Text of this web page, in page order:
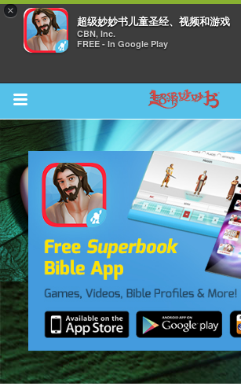
×
超级妙妙书儿童圣经、视频和游戏
CBN, Inc.
FREE - In Google Play
Return to Content